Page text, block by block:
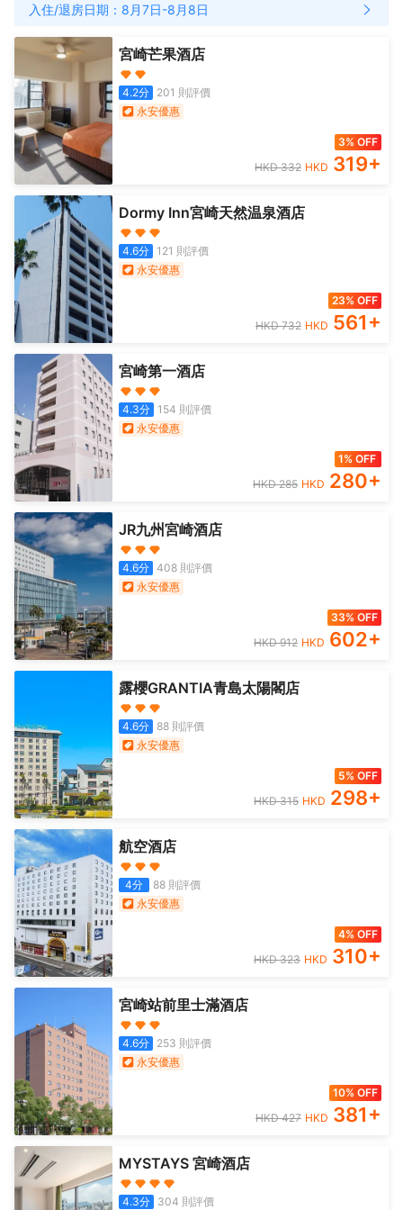
入住/退房日期： 8月7日-8月8日
宮崎芒果酒店
4.2分 201 則評價
永安優惠
3% OFF
HKD332 HKD 319+
Dormy Inn宮崎天然温泉酒店
4.6分 121 則評價
永安優惠
23% OFF
HKD732 HKD 561+
宮崎第一酒店
4.3分 154 則評價
永安優惠
1% OFF
HKD285 HKD 280+
JR九州宮崎酒店
4.6分 408則評價
永安優惠
33% OFF
HKD912 HKD 602+
露櫻GRANTIA青島太陽閣店
4.6分 88則評價
永安優惠
5% OFF
HKD315 HKD 298+
航空酒店
4分 88則評價
永安優惠
4% OFF
HKD323 HKD 310+
宮崎站前里士滿酒店
4.6分 253 則評價
永安優惠
10% OFF
HKD427 HKD 381+
MYSTAYS 宮崎酒店
4.3分 304 則評價